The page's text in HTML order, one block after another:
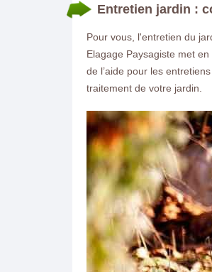
Entretien jardin :
Pour vous, l'entretien du
Elagage Paysagiste met
de l’aide pour les
traitement de votre jardin.